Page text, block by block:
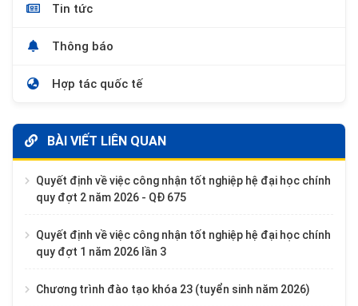
Tin tức
Thông báo
Hợp tác quốc tế
BÀI VIẾT LIÊN QUAN
Quyết định về việc công nhận tốt nghiệp hệ đại học chính
quy đợt 2 năm 2026 - QĐ 675
Quyết định về việc công nhận tốt nghiệp hệ đại học chính
quy đợt 1 năm 2026 lần 3
Chương trình đào tạo khóa 23 (tuyển sinh năm 2026)